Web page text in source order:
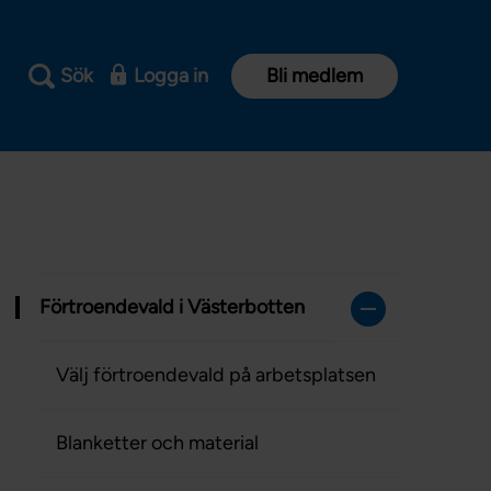
Sök Logga in Bli medlem
Förtroendevald i Västerbotten
Välj förtroendevald på arbetsplatsen
Blanketter och material